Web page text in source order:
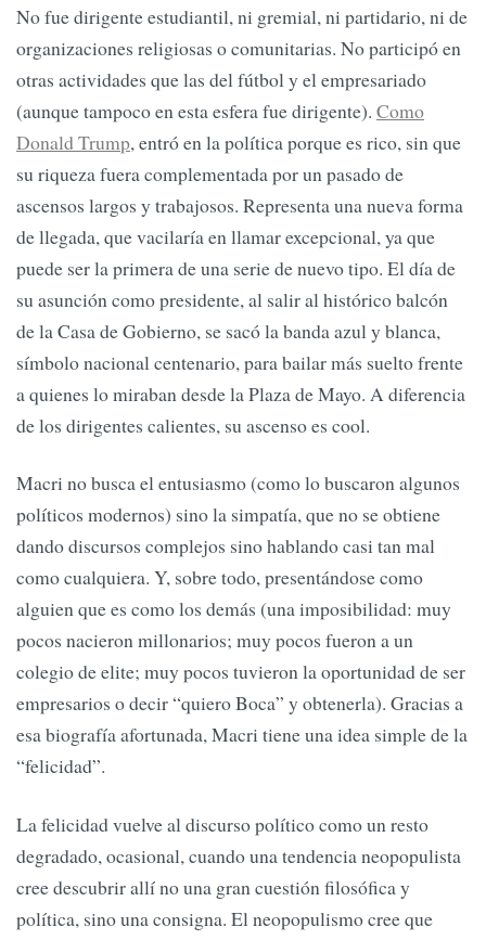
No fue dirigente estudiantil, ni gremial, ni partidario, ni de
organizaciones religiosas o comunitarias. No participó en
otras actividades que las del fútbol y el empresariado
(aunque tampoco en esta esfera fue dirigente). Como
Donald Trump, entró en la política porque es rico, sin que
su riqueza fuera complementada por un pasado de
ascensos largos y trabajosos. Representa una nueva forma
de llegada, que vacilaría en llamar excepcional, ya que
puede ser la primera de una serie de nuevo tipo. El día de
su asunción como presidente, al salir al histórico balcón
de la Casa de Gobierno, se sacó la banda azul y blanca,
símbolo nacional centenario, para bailar más suelto frente
a quienes lo miraban desde la Plaza de Mayo. A diferencia
de los dirigentes calientes, su ascenso es cool.
Macri no busca el entusiasmo (como lo buscaron algunos
políticos modernos) sino la simpatía, que no se obtiene
dando discursos complejos sino hablando casi tan mal
como cualquiera. Y, sobre todo, presentándose como
alguien que es como los demás (una imposibilidad: muy
pocos nacieron millonarios; muy pocos fueron a un
colegio de elite; muy pocos tuvieron la oportunidad de ser
empresarios o decir “quiero Boca” y obtenerla). Gracias a
esa biografía afortunada, Macri tiene una idea simple de la
“felicidad”.
La felicidad vuelve al discurso político como un resto
degradado, ocasional, cuando una tendencia neopopulista
cree descubrir allí no una gran cuestión filosófica y
política, sino una consigna. El neopopulismo cree que